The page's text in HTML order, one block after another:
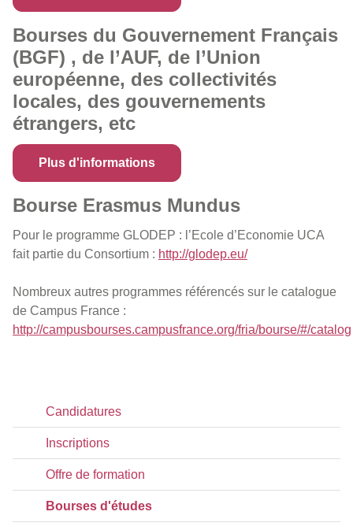
Bourses du Gouvernement Français
(BGF) , de l’AUF, de l’Union
européenne, des collectivités
locales, des gouvernements
étrangers, etc
Plus d'informations
Bourse Erasmus Mundus
Pour le programme GLODEP : l’Ecole d’Economie UCA
fait partie du Consortium : http://glodep.eu/
Nombreux autres programmes référencés sur le catalogue
de Campus France :
http://campusbourses.campusfrance.org/fria/bourse/#/catalog
Candidatures
Inscriptions
Offre de formation
Bourses d'études